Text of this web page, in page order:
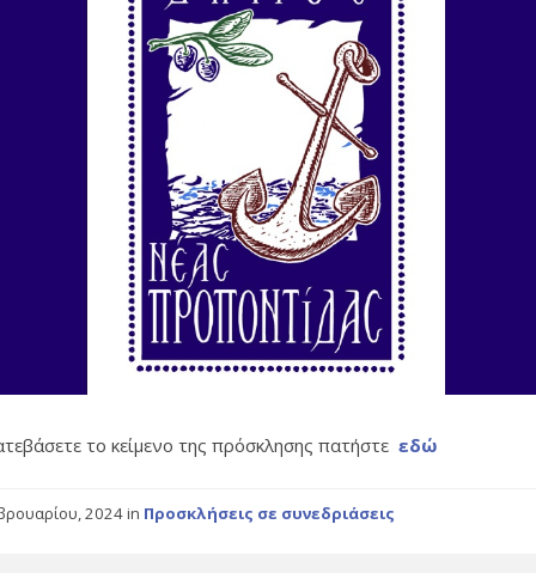
το κείμενο της πρόσκλησης πατήστεεδώ
2024in Προσκλήσεις σε συνεδριάσεις